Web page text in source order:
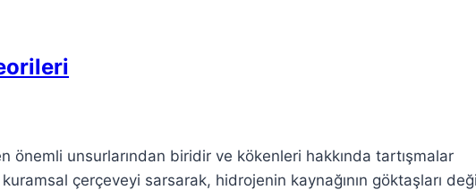
önemli unsurlarından biridir ve kökenleri hakkında tartışmalar
çerçeveyi sarsarak, hidrojenin kaynağının göktaşları